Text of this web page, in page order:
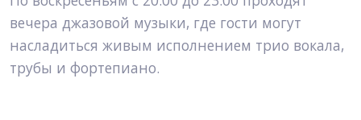
вечера джазовой музыки, где гости могут
насладиться живым исполнением трио вокала,
трубы и фортепиано.